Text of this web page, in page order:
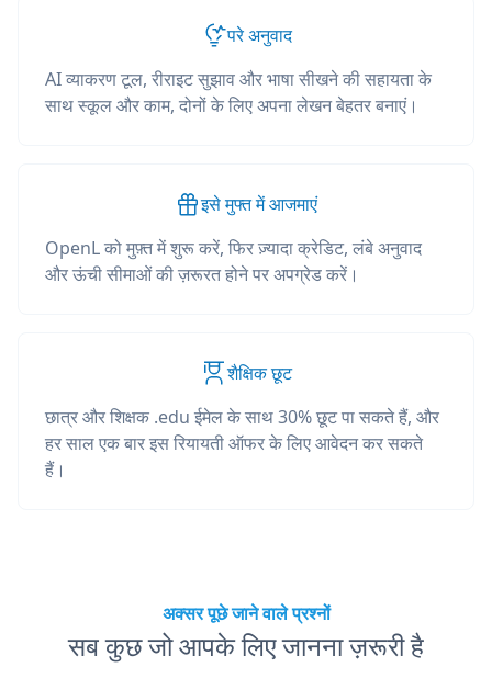
परे अनुवाद
AI व्याकरण टूल, रीराइट सुझाव और भाषा सीखने की सहायता के
साथ स्कूल और काम, दोनों के लिए अपना लेखन बेहतर बनाएं।
इसे मुफ्त में आजमाएं
OpenL को मुफ़्त में शुरू करें, फिर ज़्यादा क्रेडिट, लंबे अनुवाद
और ऊंची सीमाओं की ज़रूरत होने पर अपग्रेड करें।
शैक्षिक छूट
छात्र और शिक्षक .edu ईमेल के साथ 30% छूट पा सकते हैं, और
हर साल एक बार इस रियायती ऑफर के लिए आवेदन कर सकते
हैं।
अक्सर पूछे जाने वाले प्रश्नों
सब कुछ जो आपके लिए जानना ज़रूरी है